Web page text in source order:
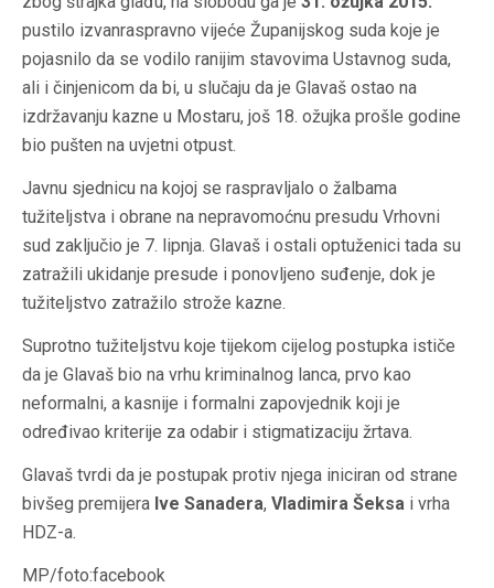
pustilo izvanraspravno vijeće Županijskog suda koje je
pojasnilo da se vodilo ranijim stavovima Ustavnog suda,
ali i činjenicom da bi, u slučaju da je Glavaš ostao na
izdržavanju kazne u Mostaru, još 18. ožujka prošle godine
bio pušten na uvjetni otpust.
Javnu sjednicu na kojoj se raspravljalo o žalbama
tužiteljstva i obrane na nepravomoćnu presudu Vrhovni
sud zaključio je 7. lipnja. Glavaš i ostali optuženici tada su
zatražili ukidanje presude i ponovljeno suđenje, dok je
tužiteljstvo zatražilo strože kazne.
Suprotno tužiteljstvu koje tijekom cijelog postupka ističe
da je Glavaš bio na vrhu kriminalnog lanca, prvo kao
neformalni, a kasnije i formalni zapovjednik koji je
određivao kriterije za odabir i stigmatizaciju žrtava.
Glavaš tvrdi da je postupak protiv njega iniciran od strane
bivšeg premijera Ive Sanadera, Vladimira Šeksa i vrha
HDZ-a.
MP/foto:facebook